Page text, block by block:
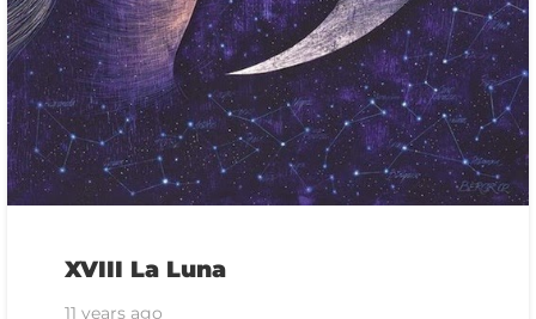
XVIII La Luna
11 years ago